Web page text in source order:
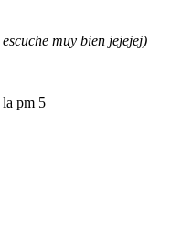
muy bien jejejej)
la pm 5